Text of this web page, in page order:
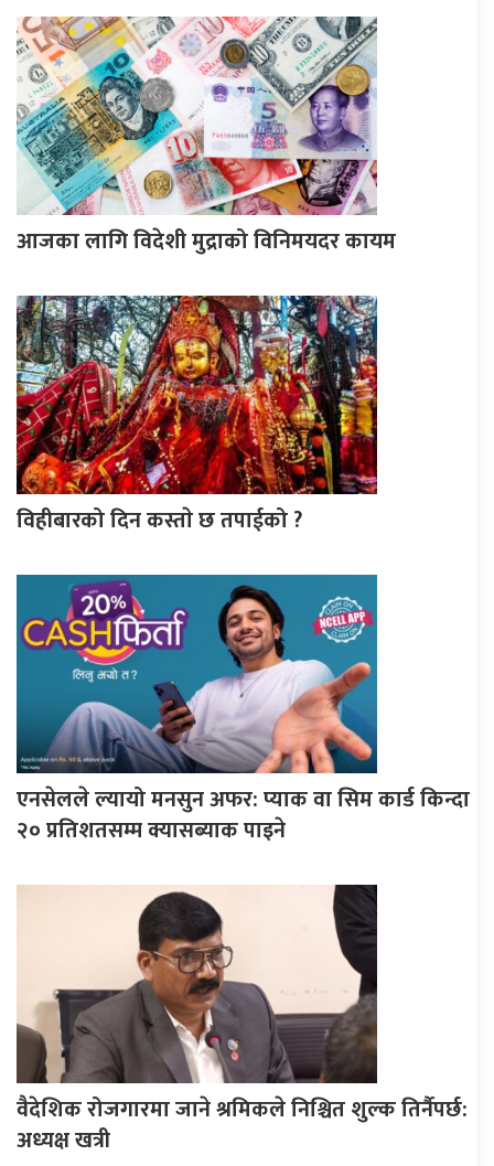
आजका लागि विदेशी मुद्राको विनिमयदर कायम
विहीबारको दिन कस्ताे छ तपाईको ?
एनसेलले ल्यायो मनसुन अफर: प्याक वा सिम कार्ड किन्दा
२० प्रतिशतसम्म क्यासब्याक पाइने
वैदेशिक रोजगारमा जाने श्रमिकले निश्चित शुल्क तिर्नैपर्छ:
अध्यक्ष खत्री